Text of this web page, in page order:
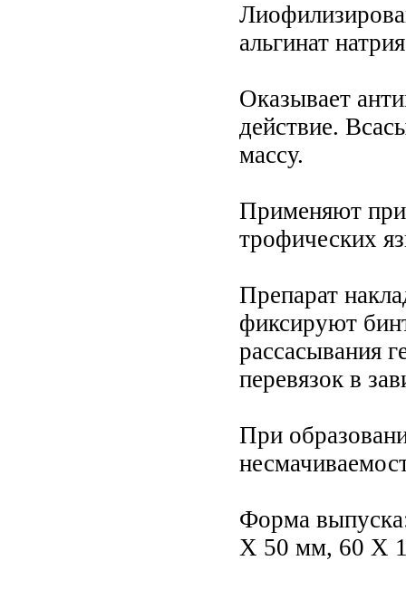
альгинат
Оказывает
действие.
массу.
Применяют
трофических
Препарат
фиксируют
рассасывания
перевязок в
При
Форма
Х 50 мм, 60 Х